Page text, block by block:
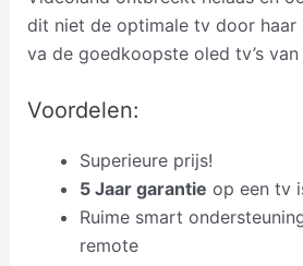
dit niet de optimale tv door haar
va de goedkoopste oled tv’s
Voordelen:
Superieure prijs!
5 Jaar garantie op een tv
Ruime smart
remote